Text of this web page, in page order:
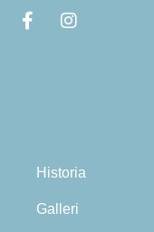
Historia
Galleri